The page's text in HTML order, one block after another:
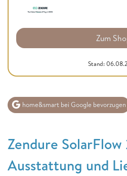
Zum
Stand:
home&smart bei Google bevorzugen
Zendure
Ausstattung und